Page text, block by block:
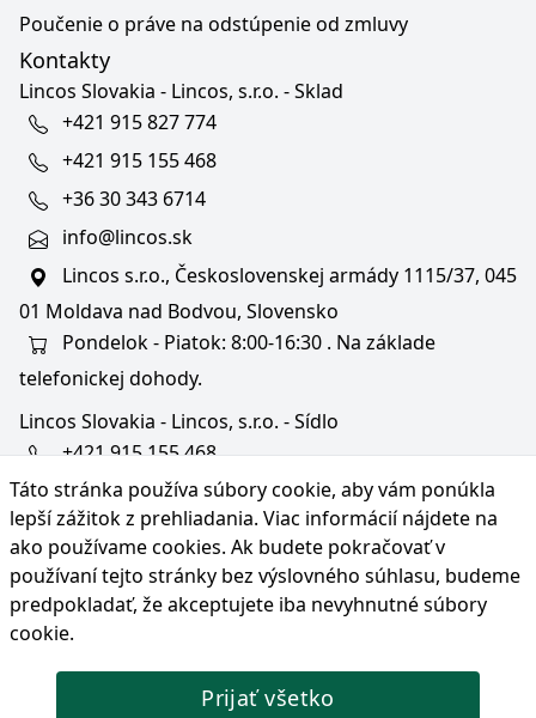
Táto stránka používa súbory cookie, aby vám ponúkla
lepší zážitok z prehliadania. Viac informácií nájdete na
ako používame cookies. Ak budete pokračovať v
používaní tejto stránky bez výslovného súhlasu, budeme
predpokladať, že akceptujete iba nevyhnutné súbory
cookie.
Prijať všetko
Poučenie o práve na odstúpenie od zmluvy
Kontakty
Lincos Slovakia - Lincos, s.r.o. - Sklad
+421 915 827 774
+421 915 155 468
+36 30 343 6714
info@lincos.sk
Lincos s.r.o., Československej armády 1115/37, 045
01 Moldava nad Bodvou, Slovensko
Pondelok - Piatok: 8:00-16:30 . Na základe
telefonickej dohody.
Lincos Slovakia - Lincos, s.r.o. - Sídlo
+421 915 155 468
+36/30 343 6714
bratislava@lincos.sk
Lincos s.r.o., Rustaveliho 4, 831 06 Bratislava - m. č.
Rača, Slovensko
Iba sídlo firmy